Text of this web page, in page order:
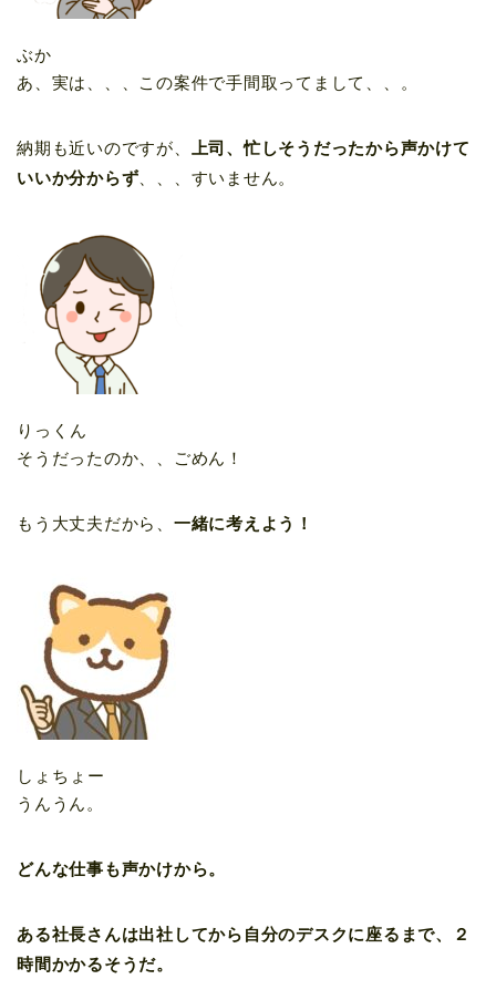
ぶか
あ、実は、、、この案件で手間取ってまして、、。
納期も近いのですが、
上司、忙しそうだったから声かけて
いいか分からず 、、、すいません。
りっくん
そうだったのか、、ごめん！
もう大丈夫だから、 一緒に考えよう！
しょちょー
うんうん。
どんな仕事も声かけから。
ある社長さんは出社してから自分のデスクに座るまで、２
時間かかるそうだ。